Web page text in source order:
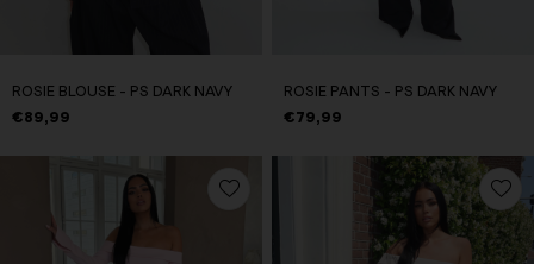
ROSIE BLOUSE - PS DARK NAVY
€89,99
ROSIE PANTS - PS DARK NAVY
€79,99